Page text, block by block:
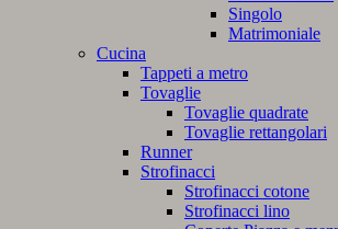
Singolo
Matrimoniale
Cucina
Tappeti a metro
Tovaglie
Tovaglie quadrate
Tovaglie rettangolari
Runner
Strofinacci
Strofinacci cotone
Strofinacci lino